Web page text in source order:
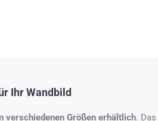
Ihr Wandbild
verschiedenen Größen erhältlich. Das